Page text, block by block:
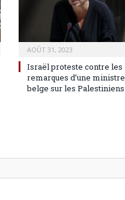
AOÛT 31, 2023
Israël proteste contre les
remarques d’une ministre
belge sur les Palestiniens